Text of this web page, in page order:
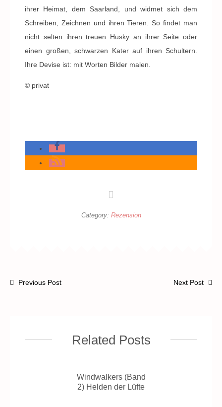
ihrer Heimat, dem Saarland, und widmet sich dem
Schreiben, Zeichnen und ihren Tieren. So findet man
nicht selten ihren treuen Husky an ihrer Seite oder
einen großen, schwarzen Kater auf ihren Schultern.
Ihre Devise ist: mit Worten Bilder malen.
© privat
Category: Rezension
Next Post
Previous Post
Related Posts
Windwalkers (Band
2) Helden der Lüfte